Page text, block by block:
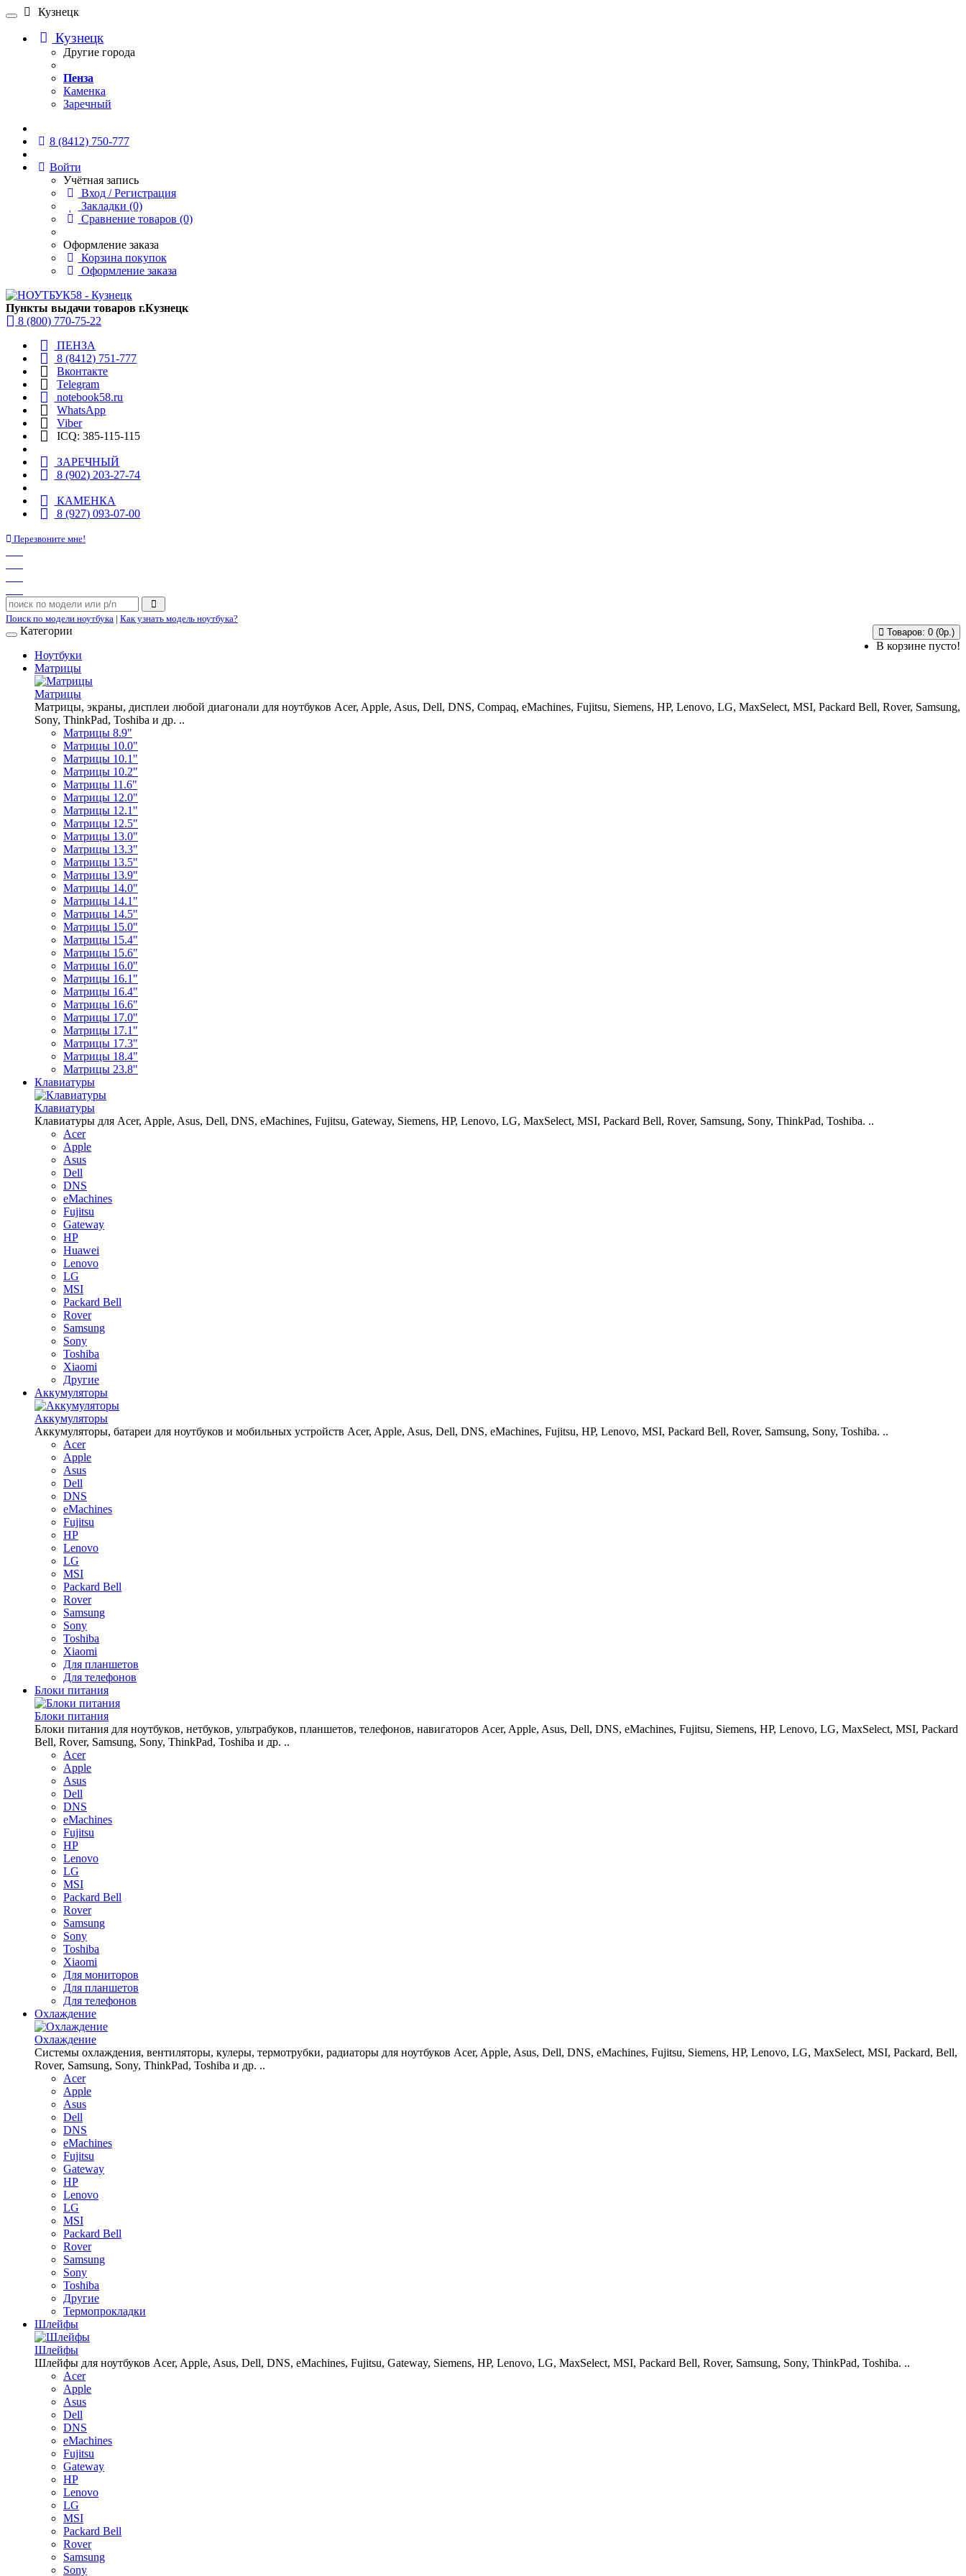
Кузнецк
Кузнецк
Другие города
Пенза
Каменка
Заречный
8 (8412) 750-777
Войти
Учётная запись
Вход / Регистрация
Закладки (0)
Сравнение товаров (0)
Оформление заказа
Корзина покупок
Оформление заказа
Пункты выдачи товаров г.Кузнецк
8 (800) 770-75-22
ПЕНЗА
8 (8412) 751-777
Вконтакте
Telegram
notebook58.ru
WhatsApp
Viber
ICQ: 385-115-115
ЗАРЕЧНЫЙ
8 (902) 203-27-74
КАМЕНКА
8 (927) 093-07-00
Перезвоните мне!
Поиск по модели ноутбука | Как узнать модель ноутбука?
Товаров: 0 (0р.)
В корзине пусто!
Категории
Ноутбуки
Матрицы
Матрицы
Матрицы, экраны, дисплеи любой диагонали для ноутбуков Acer, Apple, Asus, Dell, DNS, Compaq, eMachines, Fujitsu, Siemens, HP, Lenovo, LG, MaxSelect, MSI, Packard Bell, Rover, Samsung,
Sony, ThinkPad, Toshiba и др. ..
Матрицы 8.9"
Матрицы 10.0"
Матрицы 10.1"
Матрицы 10.2"
Матрицы 11.6"
Матрицы 12.0"
Матрицы 12.1"
Матрицы 12.5"
Матрицы 13.0"
Матрицы 13.3"
Матрицы 13.5"
Матрицы 13.9"
Матрицы 14.0"
Матрицы 14.1"
Матрицы 14.5"
Матрицы 15.0"
Матрицы 15.4"
Матрицы 15.6"
Матрицы 16.0"
Матрицы 16.1"
Матрицы 16.4"
Матрицы 16.6"
Матрицы 17.0"
Матрицы 17.1"
Матрицы 17.3"
Матрицы 18.4"
Матрицы 23.8"
Клавиатуры
Клавиатуры
Клавиатуры для Acer, Apple, Asus, Dell, DNS, eMachines, Fujitsu, Gateway, Siemens, HP, Lenovo, LG, MaxSelect, MSI, Packard Bell, Rover, Samsung, Sony, ThinkPad, Toshiba. ..
Acer
Apple
Asus
Dell
DNS
eMachines
Fujitsu
Gateway
HP
Huawei
Lenovo
LG
MSI
Packard Bell
Rover
Samsung
Sony
Toshiba
Xiaomi
Другие
Аккумуляторы
Аккумуляторы
Аккумуляторы, батареи для ноутбуков и мобильных устройств Acer, Apple, Asus, Dell, DNS, eMachines, Fujitsu, HP, Lenovo, MSI, Packard Bell, Rover, Samsung, Sony, Toshiba. ..
Acer
Apple
Asus
Dell
DNS
eMachines
Fujitsu
HP
Lenovo
LG
MSI
Packard Bell
Rover
Samsung
Sony
Toshiba
Xiaomi
Для планшетов
Для телефонов
Блоки питания
Блоки питания
Блоки питания для ноутбуков, нетбуков, ультрабуков, планшетов, телефонов, навигаторов Acer, Apple, Asus, Dell, DNS, eMachines, Fujitsu, Siemens, HP, Lenovo, LG, MaxSelect, MSI, Packard
Bell, Rover, Samsung, Sony, ThinkPad, Toshiba и др. ..
Acer
Apple
Asus
Dell
DNS
eMachines
Fujitsu
HP
Lenovo
LG
MSI
Packard Bell
Rover
Samsung
Sony
Toshiba
Xiaomi
Для мониторов
Для планшетов
Для телефонов
Охлаждение
Охлаждение
Системы охлаждения, вентиляторы, кулеры, термотрубки, радиаторы для ноутбуков Acer, Apple, Asus, Dell, DNS, eMachines, Fujitsu, Siemens, HP, Lenovo, LG, MaxSelect, MSI, Packard, Bell,
Rover, Samsung, Sony, ThinkPad, Toshiba и др. ..
Acer
Apple
Asus
Dell
DNS
eMachines
Fujitsu
Gateway
HP
Lenovo
LG
MSI
Packard Bell
Rover
Samsung
Sony
Toshiba
Другие
Термопрокладки
Шлейфы
Шлейфы
Шлейфы для ноутбуков Acer, Apple, Asus, Dell, DNS, eMachines, Fujitsu, Gateway, Siemens, HP, Lenovo, LG, MaxSelect, MSI, Packard Bell, Rover, Samsung, Sony, ThinkPad, Toshiba. ..
Acer
Apple
Asus
Dell
DNS
eMachines
Fujitsu
Gateway
HP
Lenovo
LG
MSI
Packard Bell
Rover
Samsung
Sony